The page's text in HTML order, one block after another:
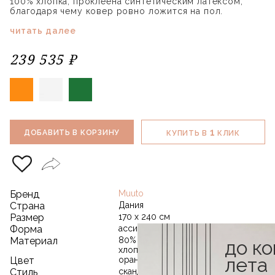
благодаря чему ковер ровно ложится на пол.
читать далее
239 535 ₽
ДОБАВИТЬ В КОРЗИНУ КУПИТЬ В 1 КЛИК
Бренд Muuto
Страна Дания
Размер 170 х 240 см
Форма ассиметричный
Материал
80% новозеландская шерсть / 20%
хлопок
Цвет оранжевый
Стиль скандинавский
до
лета